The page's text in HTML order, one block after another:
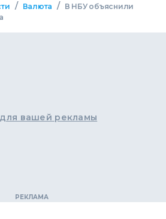
/ Валюта /
В НБУ объяснили
вашей рекламы